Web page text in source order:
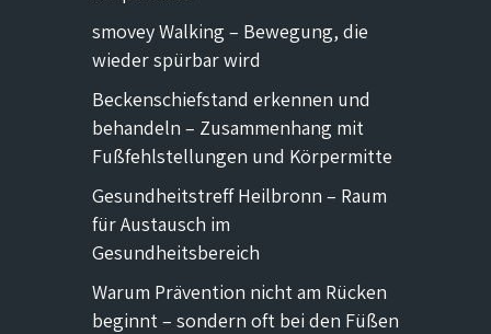
smovey Walking – Bewegung, die
wieder spürbar wird
Beckenschiefstand erkennen und
behandeln – Zusammenhang mit
Fußfehlstellungen und Körpermitte
Gesundheitstreff Heilbronn – Raum
für Austausch im
Gesundheitsbereich
Warum Prävention nicht am Rücken
beginnt – sondern oft bei den Füßen